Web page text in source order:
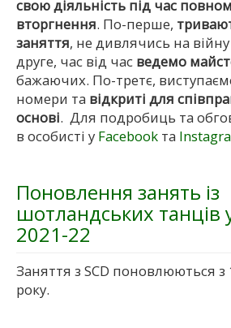
свою діяльність під час
вторгнення. По-перше,
заняття, не дивлячись на
друге, час від час ведемо
бажаючих. По-третє,
номери та відкриті для
основі. Для подробиць та
в особисті у Facebook та
Поновлення занять із
шотландських танців
2021-22
Заняття з SCD поновлюються
року.